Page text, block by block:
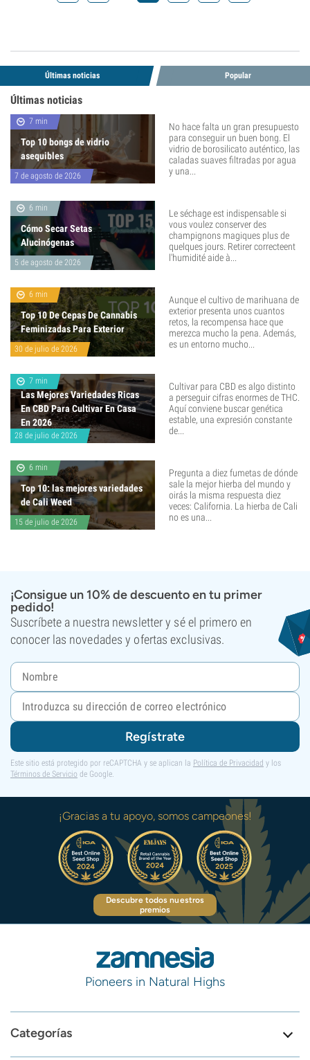
Últimas noticias Popular
Últimas noticias
7 min
Top 10 bongs de vidrio
asequibles
7 de agosto de 2026
No hace falta un gran presupuesto
para conseguir un buen bong. El
vidrio de borosilicato auténtico, las
caladas suaves filtradas por agua
y una...
6 min
Cómo Secar Setas
Alucinógenas
5 de agosto de 2026
Le séchage est indispensable si
vous voulez conserver des
champignons magiques plus de
quelques jours. Retirer correcteent
l'humidité aide à...
6 min
Top 10 De Cepas De Cannabis
Feminizadas Para Exterior
30 de julio de 2026
Aunque el cultivo de marihuana de
exterior presenta unos cuantos
retos, la recompensa hace que
merezca mucho la pena. Además,
es un entorno mucho...
7 min
Las Mejores Variedades Ricas
En CBD Para Cultivar En Casa
En 2026
28 de julio de 2026
Cultivar para CBD es algo distinto
a perseguir cifras enormes de THC.
Aquí conviene buscar genética
estable, una expresión constante
de...
6 min
Top 10: las mejores variedades
de Cali Weed
15 de julio de 2026
Pregunta a diez fumetas de dónde
sale la mejor hierba del mundo y
oirás la misma respuesta diez
veces: California. La hierba de Cali
no es una...
¡Consigue un 10% de descuento en tu primer
pedido!
Suscríbete a nuestra newsletter y sé el primero en
conocer las novedades y ofertas exclusivas.
Regístrate
Este sitio está protegido por reCAPTCHA y se aplican la Política de Privacidad y los
Términos de Servicio de Google.
¡Gracias a tu apoyo, somos campeones!
Descubre todos nuestros
premios
Pioneers in Natural Highs
Categorías